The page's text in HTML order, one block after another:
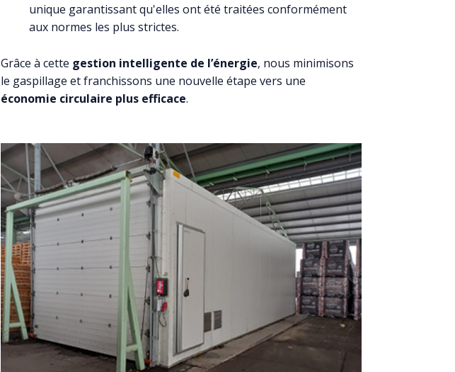
unique garantissant qu'elles ont été traitées conformément
aux normes les plus strictes.
Grâce à cette gestion intelligente de l’énergie, nous minimisons
le gaspillage et franchissons une nouvelle étape vers une
économie circulaire plus efficace.